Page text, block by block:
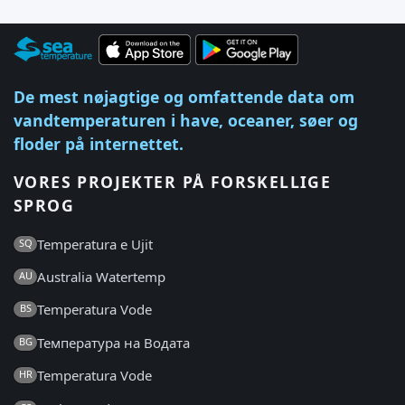
De mest nøjagtige og omfattende data om
vandtemperaturen i have, oceaner, søer og
floder på internettet.
VORES PROJEKTER PÅ FORSKELLIGE
SPROG
SQ Temperatura e Ujit
AU Australia Watertemp
BS Temperatura Vode
BG Температура на Водата
HR Temperatura Vode